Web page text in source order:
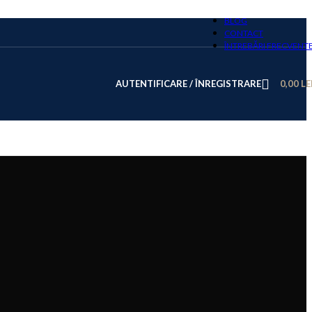
BLOG
CONTACT
ÎNTREBĂRI
AUTENTIFICARE / ÎNREGISTRARE 0,00